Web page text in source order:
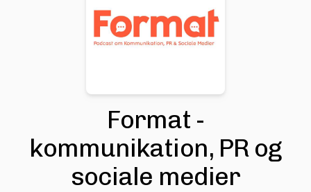
Format -
kommunikation, PR og
sociale medier